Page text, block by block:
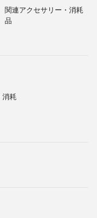
関連アクセサリー・消耗
品
消耗